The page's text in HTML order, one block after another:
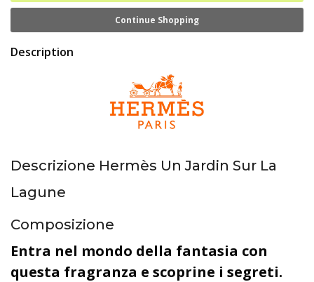
Continue Shopping
Description
Descrizione Hermès Un Jardin Sur La
Lagune
Composizione
Entra nel mondo della fantasia con
questa fragranza e scoprine i segreti.